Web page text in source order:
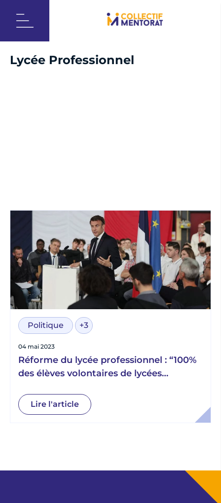
Lycée Professionnel
Politique +3
04 mai 2023
Réforme du lycée professionnel : “100%
des élèves volontaires de lycées
mentor d’ici 2025.”
Lire l'article